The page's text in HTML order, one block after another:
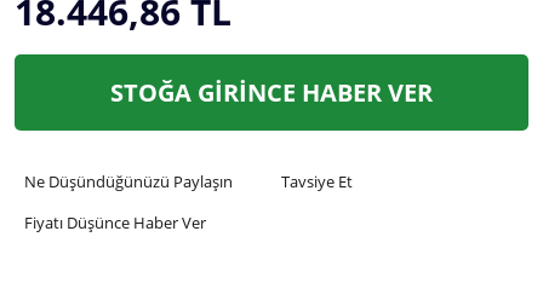
18.446,86 TL
STOĞA GİRİNCE HABER VER
Ne Düşündüğünüzü Paylaşın
Tavsiye Et
Fiyatı Düşünce Haber Ver